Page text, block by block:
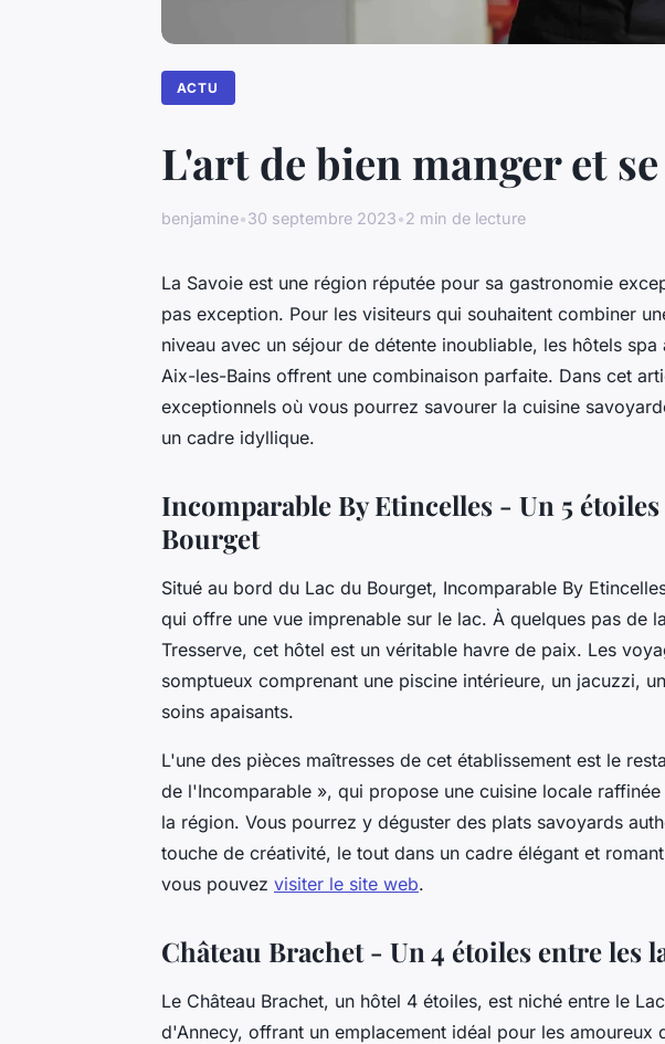
ACTU
L'art de bien manger et
benjamine•30 septembre 2023•2 min de lecture
La Savoie est une région réputée pour sa gastronomie
pas exception. Pour les visiteurs qui souhaitent combiner
niveau avec un séjour de détente inoubliable, les hôtels
Aix-les-Bains offrent une combinaison parfaite. Dans cet
exceptionnels où vous pourrez savourer la cuisine
un cadre idyllique.
Incomparable By Etincelles - Un 5
Bourget
Situé au bord du Lac du Bourget, Incomparable By
qui offre une vue imprenable sur le lac. À quelques pas de
Tresserve, cet hôtel est un véritable havre de paix. Les
somptueux comprenant une piscine intérieure, un jacuzzi,
soins apaisants.
L'une des pièces maîtresses de cet établissement est le
de l'Incomparable », qui propose une cuisine locale
la région. Vous pourrez y déguster des plats savoyards
touche de créativité, le tout dans un cadre élégant et
vous pouvez visiter le site web.
Château Brachet - Un 4 étoiles entre les
Le Château Brachet, un hôtel 4 étoiles, est niché entre le
d'Annecy, offrant un emplacement idéal pour les amoureux